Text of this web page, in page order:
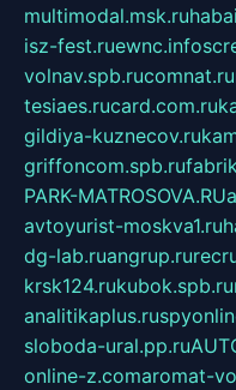
multimodal.msk.ru
isz-fest.ruewnc.info
volnav.spb.rucomnat.ru
tesiaes.rucard.com.ru
gildiya-kuznecov.ru
griffoncom.spb.ru
PARK-MATROSOVA.RU
avtoyurist-moskva1.ru
dg-lab.ruangrup.ru
krsk124.rukubok.spb.ru
analitikaplus.ru
sloboda-ural.pp.ru
online-z.comaromat-